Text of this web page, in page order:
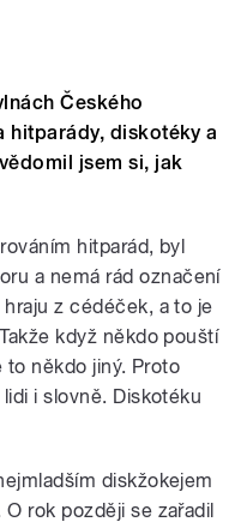
Českého
hitparády, diskotéky a
jsem si, jak
hitparád, byl
a nemá rád označení
z cédéček, a to je
když někdo pouští
to někdo jiný. Proto
i slovně. Diskotéku
diskžokejem
rok později se zařadil